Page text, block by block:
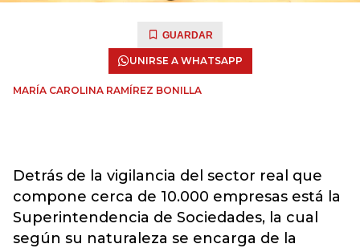
GUARDAR
UNIRSE A WHATSAPP
MARÍA CAROLINA RAMÍREZ BONILLA
Detrás de la vigilancia del sector real que
compone cerca de 10.000 empresas está la
Superintendencia de Sociedades, la cual
según su naturaleza se encarga de la